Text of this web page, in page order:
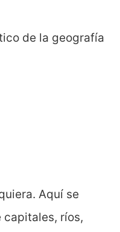
Aquí se
capitales, ríos,